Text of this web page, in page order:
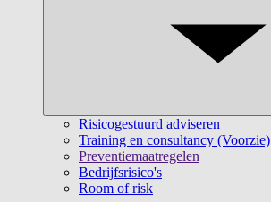
Risicogestuurd adviseren
Training en consultancy (Voorzie)
Preventiemaatregelen
Bedrijfsrisico's
Room of risk